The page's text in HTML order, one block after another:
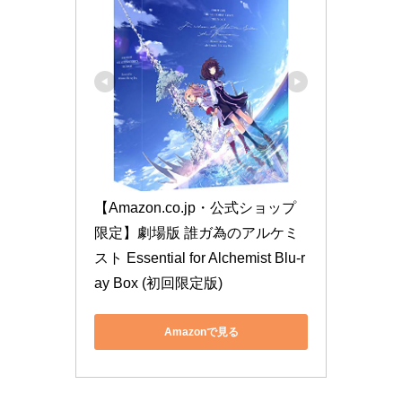
【Amazon.co.jp・公式ショップ
限定】劇場版 誰ガ為のアルケミ
スト Essential for Alchemist Blu-r
ay Box (初回限定版)
Amazonで見る